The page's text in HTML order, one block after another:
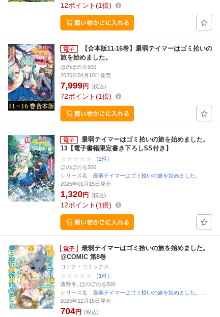
12ポイント 1倍
【合本版11-16巻】最弱テイマーはゴミ拾いの
旅を始めました。
ほのぼのる500
2026年04月10日発売
7,999円 (税込)
72ポイント 1倍
最弱テイマーはゴミ拾いの旅を始めました。
13【電子書籍限定書き下ろしSS付き】
（2件）
ほのぼのる500
シリーズ名： 最弱テイマーはゴミ拾いの旅を始めました。
2025年01月15日発売
1,320円 (税込)
12ポイント 1倍
最弱テイマーはゴミ拾いの旅を始めました。
@COMIC 第8巻
コロナ・コミックス
（1件）
蕗野冬, ほのぼのる500
シリーズ名： 最弱テイマーはゴミ拾いの旅を始めました。…
2025年12月15日発売
704円 (税込)